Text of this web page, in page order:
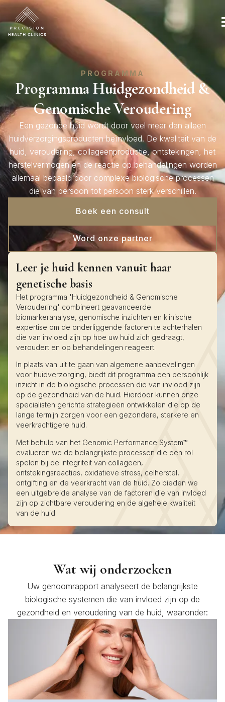
PROGRAMMA
Programma Huidgezondheid &
Genomische Veroudering
Een gezonde huid wordt door veel meer dan alleen
huidverzorgingsproducten beïnvloed. De kwaliteit van de
huid, veroudering, collageenproductie, ontstekingen, het
herstelvermogen en de reactie op behandelingen worden
allemaal bepaald door complexe biologische processen
die van persoon tot persoon sterk verschillen.
Boek een consult
Word onze partner
Leer je huid kennen vanuit haar
genetische basis
Het programma 'Huidgezondheid & Genomische
Veroudering' combineert geavanceerde
biomarkeranalyse, genomische inzichten en klinische
expertise om de onderliggende factoren te achterhalen
die van invloed zijn op hoe uw huid zich gedraagt,
veroudert en op behandelingen reageert.
In plaats van uit te gaan van algemene aanbevelingen
voor huidverzorging, biedt dit programma een persoonlijk
inzicht in de biologische processen die van invloed zijn
op de gezondheid van de huid. Hierdoor kunnen onze
specialisten gerichte strategieën ontwikkelen die op de
lange termijn zorgen voor een gezondere, sterkere en
veerkrachtigere huid.
Met behulp van het Genomic Performance System™
evalueren we de belangrijkste processen die een rol
spelen bij de integriteit van collageen,
ontstekingsreacties, oxidatieve stress, celherstel,
ontgifting en de veerkracht van de huid. Zo bieden we
een uitgebreide analyse van de factoren die van invloed
zijn op zichtbare veroudering en de algehele kwaliteit
van de huid.
Wat wij onderzoeken
Uw genoomrapport analyseert de belangrijkste
biologische systemen die van invloed zijn op de
gezondheid en veroudering van de huid, waaronder: